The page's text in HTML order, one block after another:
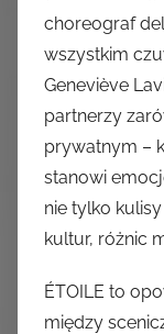
choreograf
wszystkim
Geneviève
partnerzy
prywatnym –
stanowi
nie tylko
kultur, różnic
ÉTOILE to
między